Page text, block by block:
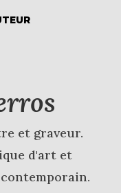
et graveur.
d'art et